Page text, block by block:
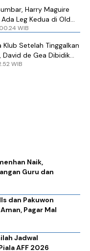
Harry Maguire
Leg Kedua di Old
WIB
Klub Setelah Tinggalkan
David de Gea Dibidik
WIB
Naik,
Guru dan
dan Pakuwon
Pagar Mal
Jadwal
AFF 2026